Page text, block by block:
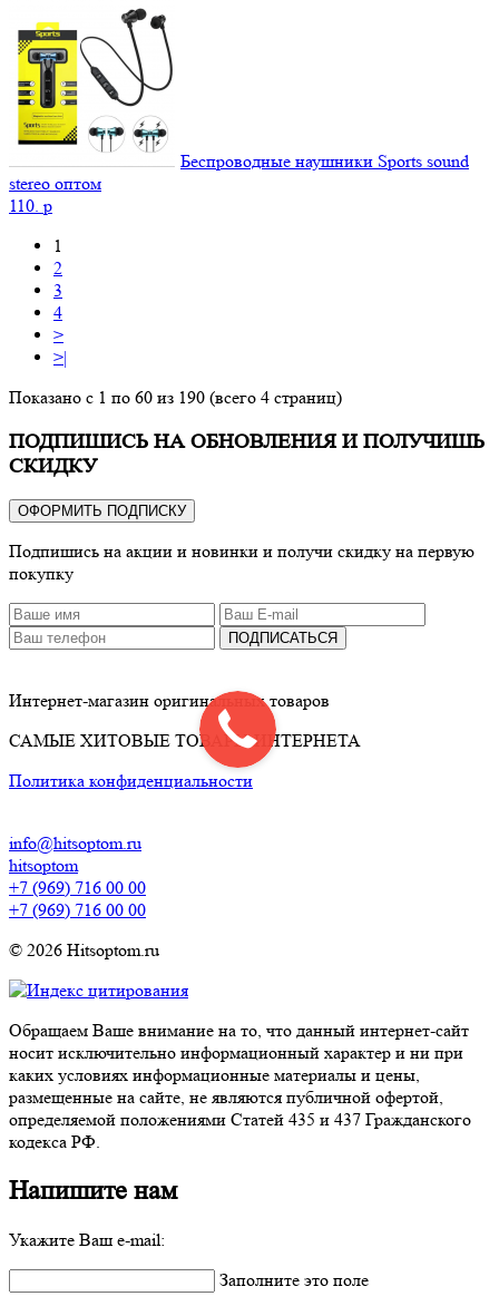
Беспроводные наушники Sports sound
stereo оптом
110. p
1
2
3
4
>
>|
Показано с 1 по 60 из 190 (всего 4 страниц)
ПОДПИШИСЬ НА ОБНОВЛЕНИЯ И ПОЛУЧИШЬ
СКИДКУ
ОФОРМИТЬ ПОДПИСКУ
Подпишись на акции и новинки и получи скидку на первую
покупку
ПОДПИСАТЬСЯ
Интернет-магазин оригинальных товаров
САМЫЕ ХИТОВЫЕ ТОВАРЫ ИНТЕРНЕТА
Политика конфиденциальности
info@hitsoptom.ru
hitsoptom
+7 (969) 716 00 00
+7 (969) 716 00 00
© 2026 Hitsoptom.ru
Обращаем Ваше внимание на то, что данный интернет-сайт
носит исключительно информационный характер и ни при
каких условиях информационные материалы и цены,
размещенные на сайте, не являются публичной офертой,
определяемой положениями Статей 435 и 437 Гражданского
кодекса РФ.
Напишите нам
Укажите Ваш e-mail:
Заполните это поле